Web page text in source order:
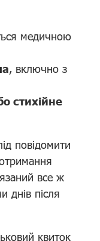
медичною
, включно з
стихійне
повідомити
все ж
днів після
квиток